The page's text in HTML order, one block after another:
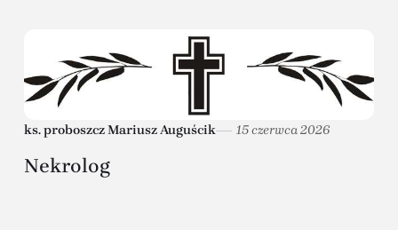
ks. proboszcz Mariusz Auguścik 15 czerwca 2026
Nekrolog